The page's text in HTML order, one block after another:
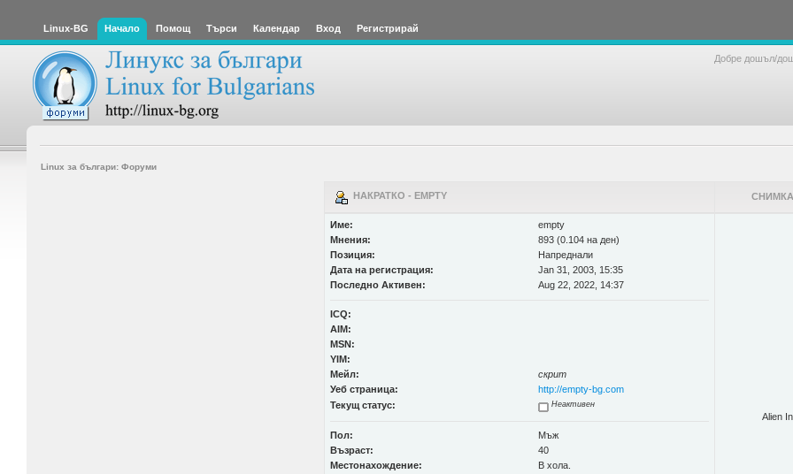
Linux-BG Начало Помощ Търси Календар Вход Регистрирай
Добре дошъл/
Linux за българи: Форуми
НАКРАТКО - EMPTY
Име:
empty
Мнения:
893 (0.104 на ден)
Позиция:
Напреднали
Дата на регистрация:
Jan 31, 2003, 15:35
Последно Активен:
Aug 22, 2022, 14:37
ICQ:
AIM:
MSN:
YIM:
Мейл:
скрит
Уеб страница:
http://empty-bg.com
Текущ статус:
Неактивен
Пол:
Мъж
Възраст:
40
Местонахождение:
В хола.
Alien